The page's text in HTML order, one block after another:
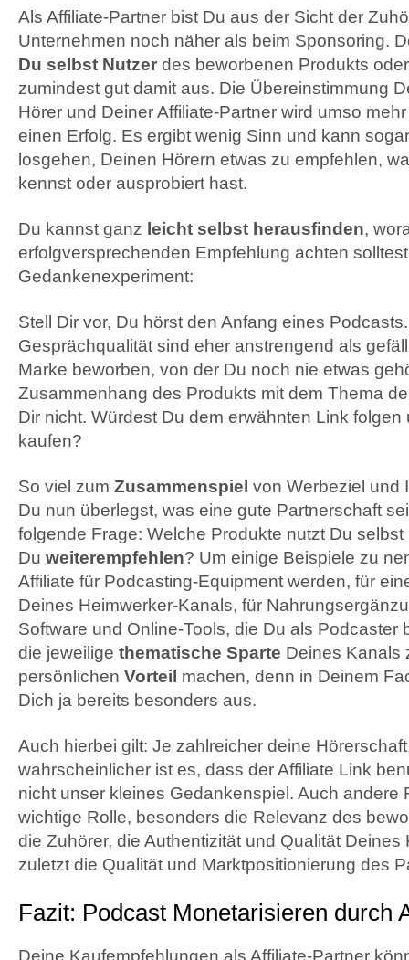
Als Affiliate-Partner bist Du aus der Sicht der
Unternehmen noch näher als beim Sponsoring.
Du selbst Nutzer des beworbenen Produkts
zumindest gut damit aus. Die Übereinstimmung
Hörer und Deiner Affiliate-Partner wird umso
einen Erfolg. Es ergibt wenig Sinn und kann
losgehen, Deinen Hörern etwas zu empfehlen,
kennst oder ausprobiert hast.
Du kannst ganz leicht selbst herausfinden,
erfolgversprechenden Empfehlung achten
Gedankenexperiment:
Stell Dir vor, Du hörst den Anfang eines
Gesprächqualität sind eher anstrengend als
Marke beworben, von der Du noch nie etwas
Zusammenhang des Produkts mit dem Thema
Dir nicht. Würdest Du dem erwähnten Link
kaufen?
So viel zum Zusammenspiel von Werbeziel und
Du nun überlegst, was eine gute Partnerschaft
folgende Frage: Welche Produkte nutzt Du
Du weiterempfehlen? Um einige Beispiele zu
Affiliate für Podcasting-Equipment werden, für
Deines Heimwerker-Kanals, für
Software und Online-Tools, die Du als Podcaster
die jeweilige thematische Sparte Deines Kanals
persönlichen Vorteil machen, denn in Deinem
Dich ja bereits besonders aus.
Auch hierbei gilt: Je zahlreicher deine
wahrscheinlicher ist es, dass der Affiliate Link
nicht unser kleines Gedankenspiel. Auch andere
wichtige Rolle, besonders die Relevanz des
die Zuhörer, die Authentizität und Qualität Deines
zuletzt die Qualität und Marktpositionierung des
Fazit: Podcast Monetarisieren durch
Deine Kaufempfehlungen als Affiliate-Partner